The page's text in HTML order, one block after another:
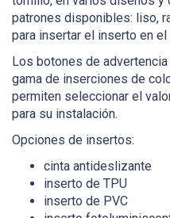
patrones disponibles: liso,
para insertar el inserto en el
Los botones de
gama de inserciones de
permiten seleccionar el
para su instalación.
Opciones de insertos:
cinta antideslizante
inserto de TPU
inserto de PVC